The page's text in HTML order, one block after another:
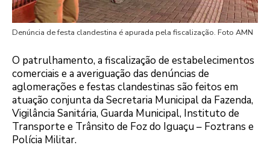
Denúncia de festa clandestina é apurada pela fiscalização. Foto AMN
O patrulhamento, a fiscalização de estabelecimentos
comerciais e a averiguação das denúncias de
aglomerações e festas clandestinas são feitos em
atuação conjunta da Secretaria Municipal da Fazenda,
Vigilância Sanitária, Guarda Municipal, Instituto de
Transporte e Trânsito de Foz do Iguaçu – Foztrans e
Polícia Militar.